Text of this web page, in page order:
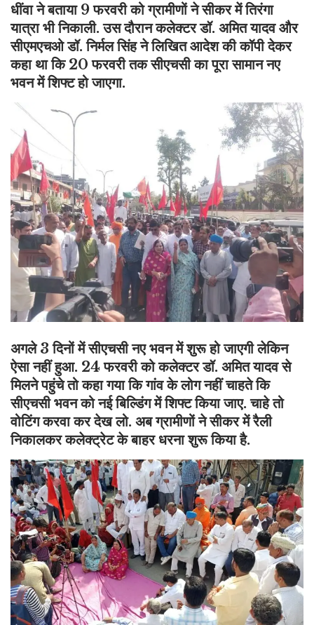
धींवा ने बताया 9 फरवरी को ग्रामीणों ने सीकर में तिरंगा
यात्रा भी निकाली. उस दौरान कलेक्टर डॉ. अमित यादव और
सीएमएचओ डॉ. निर्मल सिंह ने लिखित आदेश की कॉपी देकर
कहा था कि 20 फरवरी तक सीएचसी का पूरा सामान नए
भवन में शिफ्ट हो जाएगा.
अगले 3 दिनों में सीएचसी नए भवन में शुरू हो जाएगी लेकिन
ऐसा नहीं हुआ. 24 फरवरी को कलेक्टर डॉ. अमित यादव से
मिलने पहुंचे तो कहा गया कि गांव के लोग नहीं चाहते कि
सीएचसी भवन को नई बिल्डिंग में शिफ्ट किया जाए. चाहे तो
वोटिंग करवा कर देख लो. अब ग्रामीणों ने सीकर में रैली
निकालकर कलेक्ट्रेट के बाहर धरना शुरू किया है.